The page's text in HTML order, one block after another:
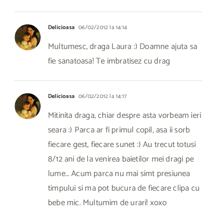
Delicioasa 06/02/2012 la 14:14
Multumesc, draga Laura :) Doamne ajuta sa
fie sanatoasa! Te imbratisez cu drag
Delicioasa 06/02/2012 la 14:17
Mitinita draga, chiar despre asta vorbeam ieri
seara :) Parca ar fi primul copil, asa ii sorb
fiecare gest, fiecare sunet :) Au trecut totusi
8/12 ani de la venirea baietilor mei dragi pe
lume… Acum parca nu mai simt presiunea
timpului si ma pot bucura de fiecare clipa cu
bebe mic. Multumim de urari! xoxo